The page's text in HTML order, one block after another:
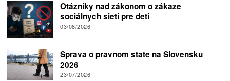
Otázniky nad zákonom o zákaze
sociálnych sietí pre deti
03/08/2026
Sprava o pravnom state na Slovensku
2026
23/07/2026